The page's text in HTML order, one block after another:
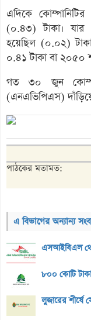
এদিকে
(০.৪৩) টাকা।
হয়েছিল (০.০২)
০.৪১ টাকা বা ২০৫০
গত ৩০ জুন
(এনএভিপিএস)
পাঠকের মতামত:
এ বিভাগের অন্যান্য
এসআইবিএল
৮০০ কোটি
লুজারের শীর্ষে